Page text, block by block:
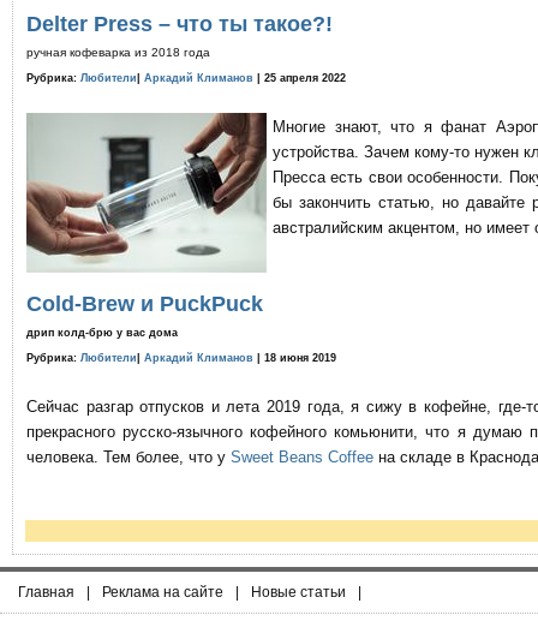
Delter Press – что ты такое?!
ручная кофеварка из 2018 года
Рубрика: Любители Аркадий Климанов | 25 апреля 2022
Многие знают, что я фанат
устройства. Зачем кому-то нужен
Пресса есть свои особенности.
бы закончить статью, но давайте
австралийским акцентом, но имеет
Cold-Brew и PuckPuck
дрип колд-брю у вас дома
Рубрика: Любители Аркадий Климанов | 18 июня 2019
Сейчас разгар отпусков и лета 2019 года, я сижу в кофейне,
прекрасного русско-язычного кофейного комьюнити, что я
человека. Тем более, что у Sweet Beans Coffee на складе в
Главная | Реклама на сайте | Новые статьи |